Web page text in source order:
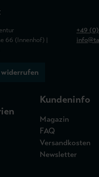
66 (Innenhof) |
+49
Kundeninfo
Magazin
FAQ
Versandkosten
Newsletter